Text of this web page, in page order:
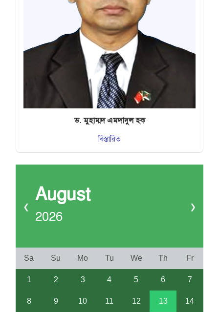
ড. মুহাম্মদ এমদাদুল হক
বিস্তারিত
August
2026
❮ ❯
Sa Su Mo Tu We Th Fr
1 2 3 4 5 6 7
8 9 10 11 12 13 14